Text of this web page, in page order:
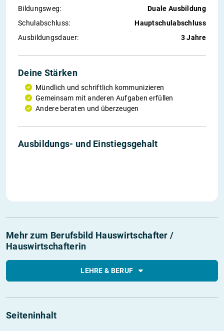
Bildungsweg:
Duale Ausbildung
Schul­abschluss:
Hauptschulabschluss
Ausbildungs­dauer:
3 Jahre
Deine Stärken
Mündlich und schriftlich kommunizieren
Gemeinsam mit anderen Aufgaben erfüllen
Andere beraten und überzeugen
Ausbildungs- und Einstiegs­gehalt
1.200 €
1.300 €
1.400 €
Mehr zum Berufsbild Hauswirtschafter /
Hauswirtschafterin
LEHRE & BERUF
Seiteninhalt